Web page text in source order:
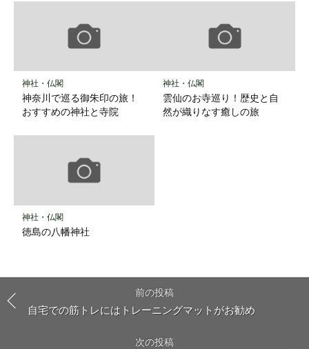
神社・仏閣
神奈川で巡る御朱印の旅！
おすすめの神社と寺院
神社・仏閣
雲仙のお寺巡り！歴史と自
然が織りなす癒しの旅
神社・仏閣
徳島の八幡神社
前の投稿
自宅での筋トレにはトレーニングマットがお勧め
次の投稿